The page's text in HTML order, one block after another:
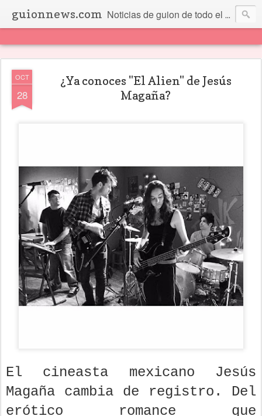
guionnews.com Noticias de guion de todo el mundo... Y más.
OCT
28
¿Ya conoces "El Alien" de Jesús
Magaña?
El cineasta mexicano Jesús
Magaña cambia de registro. Del
erótico romance que